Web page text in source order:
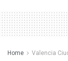
Home Valencia